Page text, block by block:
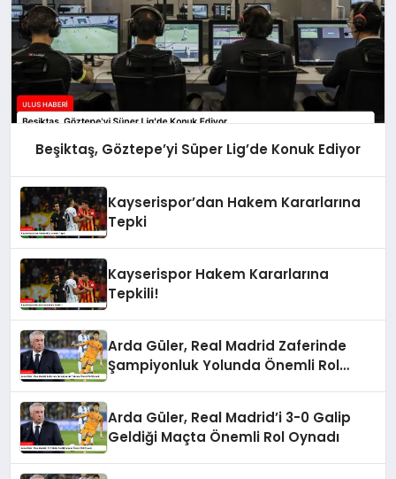
Beşiktaş, Göztepe’yi Süper Lig’de Konuk Ediyor
Kayserispor’dan Hakem Kararlarına
Tepki
Kayserispor Hakem Kararlarına
Tepkili!
Arda Güler, Real Madrid Zaferinde
Şampiyonluk Yolunda Önemli Rol
Arda Güler, Real Madrid’i 3-0 Galip
Geldiği Maçta Önemli Rol Oynadı